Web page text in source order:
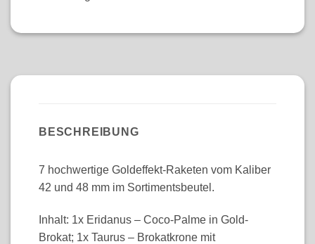
BESCHREIBUNG
7 hochwertige Goldeffekt-Raketen vom Kaliber
42 und 48 mm im Sortimentsbeutel.
Inhalt: 1x Eridanus – Coco-Palme in Gold-
Brokat; 1x Taurus – Brokatkrone mit